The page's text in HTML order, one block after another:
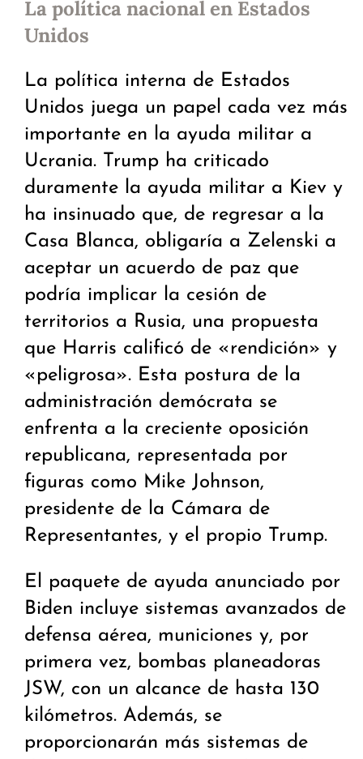
La política nacional en Estados
Unidos
La política interna de Estados
Unidos juega un papel cada vez más
importante en la ayuda militar a
Ucrania. Trump ha criticado
duramente la ayuda militar a Kiev y
ha insinuado que, de regresar a la
Casa Blanca, obligaría a Zelenski a
aceptar un acuerdo de paz que
podría implicar la cesión de
territorios a Rusia, una propuesta
que Harris calificó de «rendición» y
«peligrosa». Esta postura de la
administración demócrata se
enfrenta a la creciente oposición
republicana, representada por
figuras como Mike Johnson,
presidente de la Cámara de
Representantes, y el propio Trump.
El paquete de ayuda anunciado por
Biden incluye sistemas avanzados de
defensa aérea, municiones y, por
primera vez, bombas planeadoras
JSW, con un alcance de hasta 130
kilómetros. Además, se
proporcionarán más sistemas de